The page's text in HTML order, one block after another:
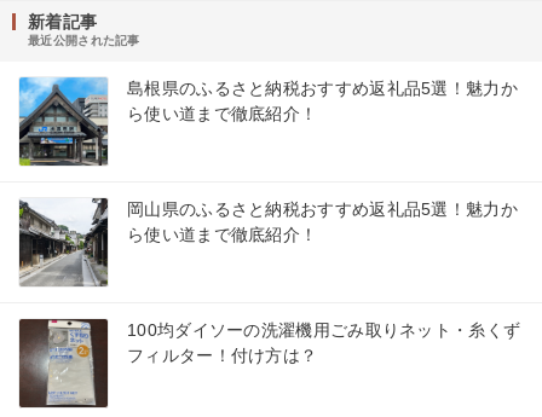
新着記事
最近公開された記事
島根県のふるさと納税おすすめ返礼品5選！魅力か
ら使い道まで徹底紹介！
岡山県のふるさと納税おすすめ返礼品5選！魅力か
ら使い道まで徹底紹介！
100均ダイソーの洗濯機用ごみ取りネット・糸くず
フィルター！付け方は？